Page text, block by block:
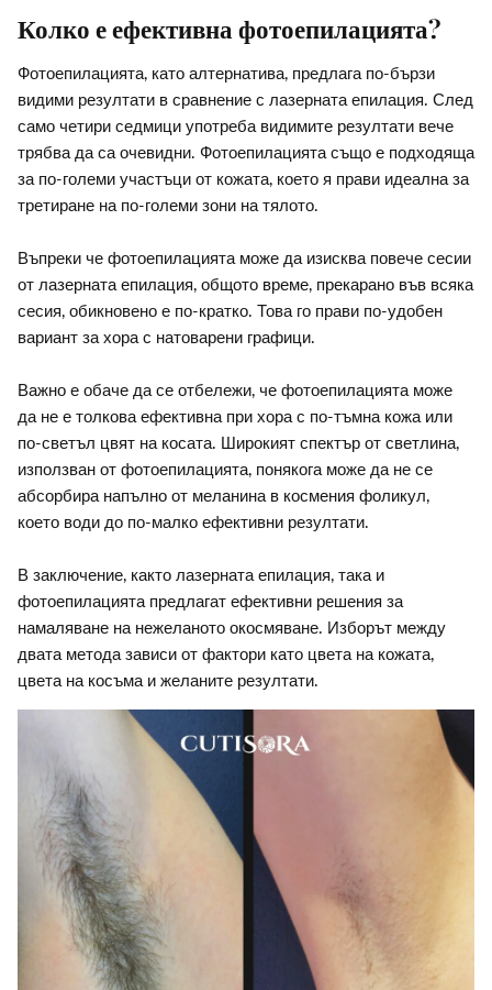
Колко е ефективна фотоепилацията?
Фотоепилацията, като алтернатива, предлага по-бързи
видими резултати в сравнение с лазерната епилация. След
само четири седмици употреба видимите резултати вече
трябва да са очевидни. Фотоепилацията също е подходяща
за по-големи участъци от кожата, което я прави идеална за
третиране на по-големи зони на тялото.
Въпреки че фотоепилацията може да изисква повече сесии
от лазерната епилация, общото време, прекарано във всяка
сесия, обикновено е по-кратко. Това го прави по-удобен
вариант за хора с натоварени графици.
Важно е обаче да се отбележи, че фотоепилацията може
да не е толкова ефективна при хора с по-тъмна кожа или
по-светъл цвят на косата. Широкият спектър от светлина,
използван от фотоепилацията, понякога може да не се
абсорбира напълно от меланина в космения фоликул,
което води до по-малко ефективни резултати.
В заключение, както лазерната епилация, така и
фотоепилацията предлагат ефективни решения за
намаляване на нежеланото окосмяване. Изборът между
двата метода зависи от фактори като цвета на кожата,
цвета на косъма и желаните резултати.